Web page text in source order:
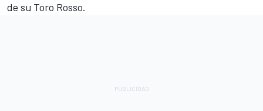
de su Toro Rosso.